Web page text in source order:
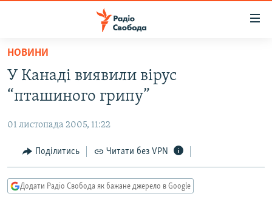
Перейти
основного
матеріалу
до
навігації
Перейти
до
ВСЕ ЗА ДОБУ
ПОЛІТИКА
ЕКОНОМІКА
КУЛЬТУРА
ВІЙНА
РОСІЙСЬКА «ФІЛЬТРАЦІЯ»
КРИМ.РЕАЛІЇ
НОВИНИ
У Канаді виявили вірус
“пташиного грипу”
01 листопада 2005, 11:22
Поділитись Читати без VPN
Додати Радіо Свобода як бажане джерело в Google